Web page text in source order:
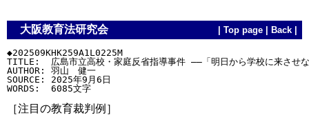
大阪教育法研究会 Top page Back
◆202509KHK259A1L0225M
TITLE:  広島市立高校・家庭反省指導事件 ――「明日から学校に来させ
AUTHOR: 羽山　健一
SOURCE: 2025年9月6日
［注目の教育裁判例］